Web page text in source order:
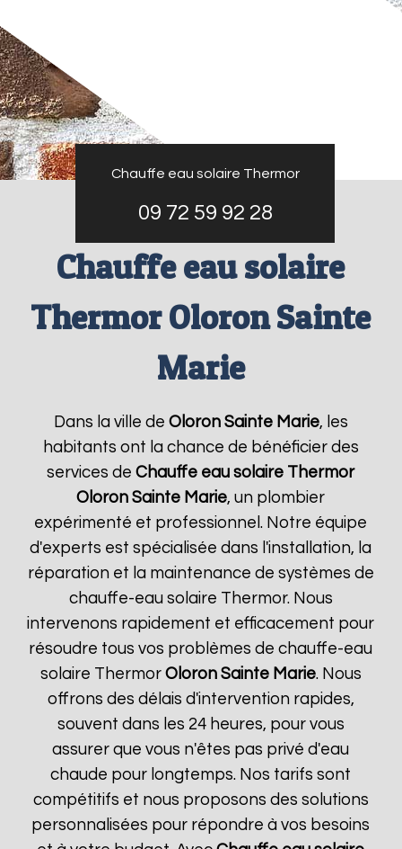
Chauffe eau solaire Thermor
09 72 59 92 28
Chauffe eau solaire
Thermor Oloron Sainte
Marie
Dans la ville de Oloron Sainte Marie, les
habitants ont la chance de bénéficier des
services deChauffe eau solaire Thermor
Oloron Sainte Marie, un plombier
expérimenté et professionnel. Notre équipe
d'experts est spécialisée dans l'installation, la
réparation et la maintenance de systèmes de
chauffe-eau solaire Thermor. Nous
intervenons rapidement et efficacement pour
résoudre tous vos problèmes de chauffe-eau
solaire Thermor Oloron Sainte Marie. Nous
offrons des délais d'intervention rapides,
souvent dans les 24 heures, pour vous
assurer que vous n'êtes pas privé d'eau
chaude pour longtemps. Nos tarifs sont
compétitifs et nous proposons des solutions
personnalisées pour répondre à vos besoins